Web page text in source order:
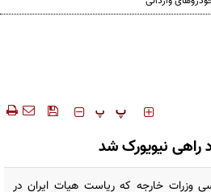
‍‍‍ پ پ
راهی نیویورک شد
وزرات خارجه که ریاست هیات ایران در